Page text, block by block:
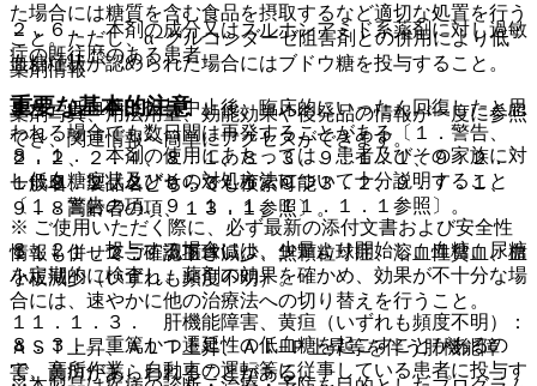
２．６． 本剤の成分又はスルホンアミド系薬剤に対し過敏
症の既往歴のある患者。
重要な基本的注意
８．１． 本剤の使用にあたっては、患者及びその家族に対
し低血糖症状及びその対処方法について十分説明すること
〔１．警告の項、９．１．１、１１．１．１参照〕。
８．２． 投与する場合には、少量より開始し、血糖、尿糖
を定期的に検査し、薬剤の効果を確かめ、効果が不十分な場
合には、速やかに他の治療法への切り替えを行うこと。
８．３． 重篤かつ遷延性の低血糖を起こすことがあるの
で、高所作業、自動車の運転等に従事している患者に投与す
た場合には糖質を含む食品を摂取するなど適切な処置を行う
こと。ただし、α−グルコシダーゼ阻害剤との併用により低
血糖症状が認められた場合にはブドウ糖を投与すること。
また、低血糖は投与中止後、臨床的にいったん回復したと思
われる場合でも数日間は再発することがある〔１．警告、
２．２、２．４、８．１、８．３、９．１．１、９．２．
１、９．２．２、９．３．１、９．３．２、９．７．１、
９．８高齢者の項、１３．１参照〕。
１１．１．２． 汎血球減少、無顆粒球症、溶血性貧血、血
小板減少（いずれも頻度不明）。
１１．１．３． 肝機能障害、黄疸（いずれも頻度不明）：
ＡＳＴ上昇、ＡＬＴ上昇、Ａｌ−Ｐ上昇等を伴う肝機能障
害、黄疸があらわれることがある。
薬剤情報
薬剤写真、用法用量、効能効果や後発品の情報が一度に参照
でき、関連情報へ簡単にアクセスができます。
一般名、製品名どちらでも検索可能！
※ ご使用いただく際に、必ず最新の添付文書および安全性
情報も併せてご確認下さい。